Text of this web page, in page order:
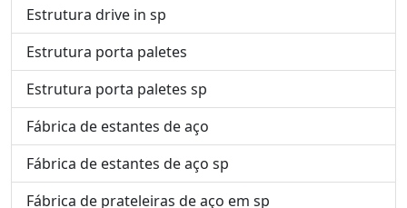
Estrutura drive in sp
Estrutura porta paletes
Estrutura porta paletes sp
Fábrica de estantes de aço
Fábrica de estantes de aço sp
Fábrica de prateleiras de aço em sp